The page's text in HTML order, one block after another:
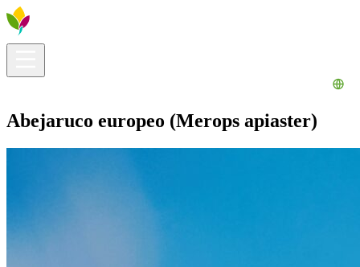
Abejaruco europeo (Merops apiaster)